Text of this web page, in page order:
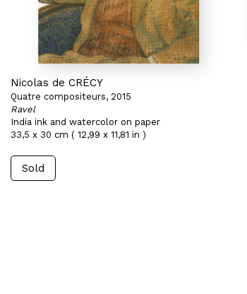
Nicolas de CRÉCY
Quatre compositeurs, 2015
Ravel
India ink and watercolor on paper
33,5 x 30 cm ( 12,99 x 11,81 in )
Sold